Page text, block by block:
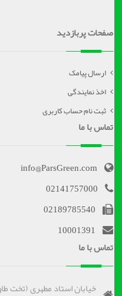
صفحات پربازدید
ارسال پیامک
اخذ نمایندگی
ثبت نام حساب کاربری
تماس با ما
info@ParsGreen.com
02141757000
02189785540
10001391
تماس با ما
خیابان استاد مطهری (تخت